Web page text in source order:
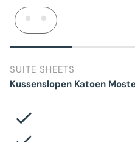
SUITE SHEETS
Kussenslopen Katoen